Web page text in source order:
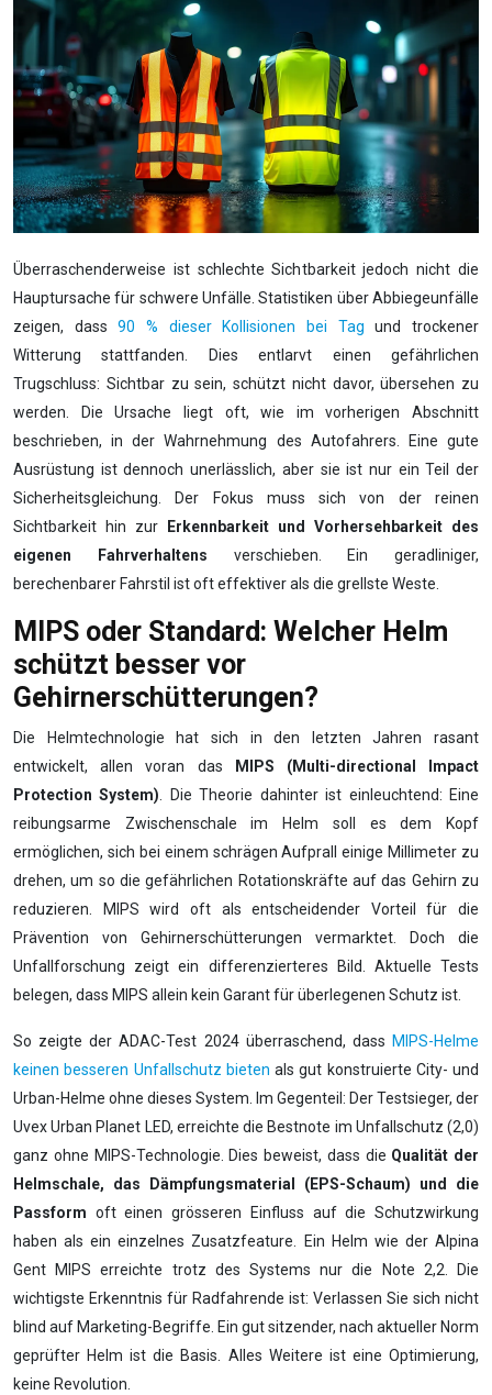
Überraschenderweise ist schlechte Sichtbarkeit jedoch nicht die
Hauptursache für schwere Unfälle. Statistiken über Abbiegeunfälle
zeigen, dass90 % dieser Kollisionen bei Tag und trockener
Witterung stattfanden. Dies entlarvt einen gefährlichen
Trugschluss: Sichtbar zu sein, schützt nicht davor, übersehen zu
werden. Die Ursache liegt oft, wie im vorherigen Abschnitt
beschrieben, in der Wahrnehmung des Autofahrers. Eine gute
Ausrüstung ist dennoch unerlässlich, aber sie ist nur ein Teil der
Sicherheitsgleichung. Der Fokus muss sich von der reinen
Sichtbarkeit hin zur
Erkennbarkeit und Vorhersehbarkeit des
eigenen Fahrverhaltens verschieben. Ein geradliniger,
berechenbarer Fahrstil ist oft effektiver als die grellste Weste.
MIPS oder Standard: Welcher Helm
schützt besser vor
Gehirnerschütterungen?
Die Helmtechnologie hat sich in den letzten Jahren rasant
entwickelt, allen voran das
MIPS (Multi-directional Impact
Protection System) . Die Theorie dahinter ist einleuchtend: Eine
reibungsarme Zwischenschale im Helm soll es dem Kopf
ermöglichen, sich bei einem schrägen Aufprall einige Millimeter zu
drehen, um so die gefährlichen Rotationskräfte auf das Gehirn zu
reduzieren. MIPS wird oft als entscheidender Vorteil für die
Prävention von Gehirnerschütterungen vermarktet. Doch die
Unfallforschung zeigt ein differenzierteres Bild. Aktuelle Tests
belegen, dass MIPS allein kein Garant für überlegenen Schutz ist.
So zeigte der ADAC-Test 2024 überraschend, dass MIPS-Helme
keinen besseren Unfallschutz bieten als gut konstruierte City- und
Urban-Helme ohne dieses System. Im Gegenteil: Der Testsieger, der
Uvex Urban Planet LED, erreichte die Bestnote im Unfallschutz (2,0)
ganz ohne MIPS-Technologie. Dies beweist, dass die Qualität der
Helmschale, das Dämpfungsmaterial (EPS-Schaum) und die
Passform oft einen grösseren Einfluss auf die Schutzwirkung
haben als ein einzelnes Zusatzfeature. Ein Helm wie der Alpina
Gent MIPS erreichte trotz des Systems nur die Note 2,2. Die
wichtigste Erkenntnis für Radfahrende ist: Verlassen Sie sich nicht
blind auf Marketing-Begriffe. Ein gut sitzender, nach aktueller Norm
geprüfter Helm ist die Basis. Alles Weitere ist eine Optimierung,
keine Revolution.